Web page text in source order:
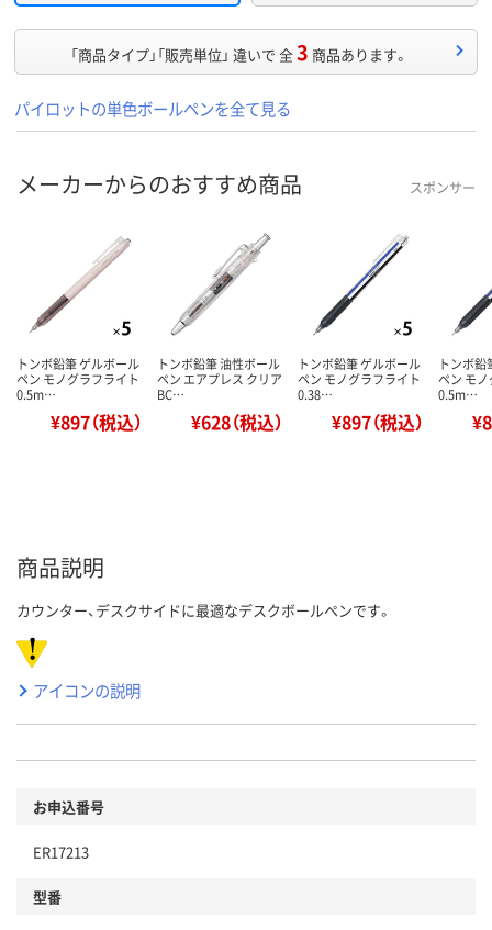
「商品タイプ」「販売単位」 違いで 全3 商品あります。
パイロットの単色ボールペンを全て見る
メーカーからのおすすめ商品 スポンサー
トンボ鉛筆 ゲルボール
ペン モノグラフライト
0.5m…
¥897（税込）
トンボ鉛筆 油性ボール
ペン エアプレス クリア
BC…
¥628（税込）
トンボ鉛筆 ゲルボール
ペン モノグラフライト
0.38…
¥897（税込）
トンボ鉛
ペン モ
0.5m…
商品説明
カウンター、デスクサイドに最適なデスクボールペンです。
アイコンの説明
お申込番号
ER17213
型番